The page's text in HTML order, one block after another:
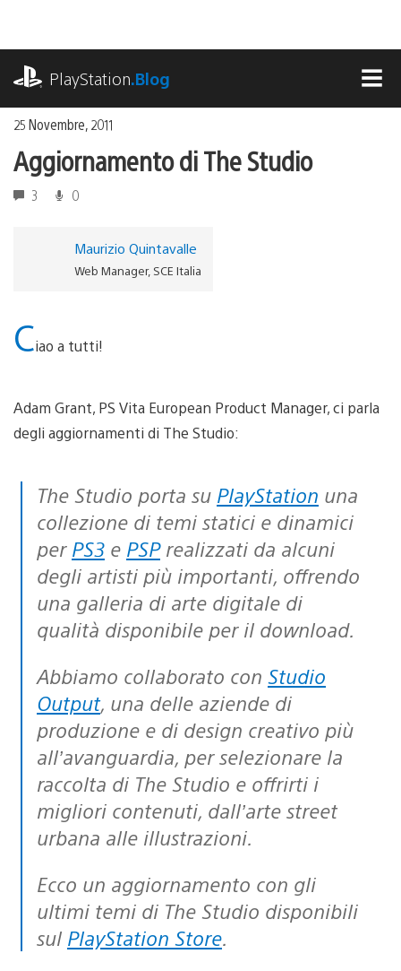
contenuto
PlayStation.Blog
25 Novembre, 2011
Aggiornamento di The Studio
3 0
Maurizio Quintavalle
Web Manager, SCE Italia
Ciao a tutti!
Adam Grant, PS Vita European Product Manager, ci parla
degli aggiornamenti di The Studio:
The Studio porta su PlayStation una
collezione di temi statici e dinamici
per PS3 e PSPrealizzati da alcuni
degli artisti più importanti, offrendo
una galleria di arte digitale di
qualità disponibile per il download.
Abbiamo collaborato con Studio
Output, una delle aziende di
produzione e di design creativo più
all’avanguardia, per selezionare la
raccolta di The Studio e offrirti i
migliori contenuti, dall’arte street
urbana alle illustrazioni.
Ecco un aggiornamento con gli
ultimi temi di The Studio disponibili
sul PlayStation Store.